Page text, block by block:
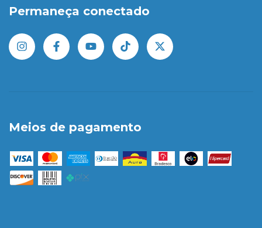
Permaneça conectado
Meios de pagamento